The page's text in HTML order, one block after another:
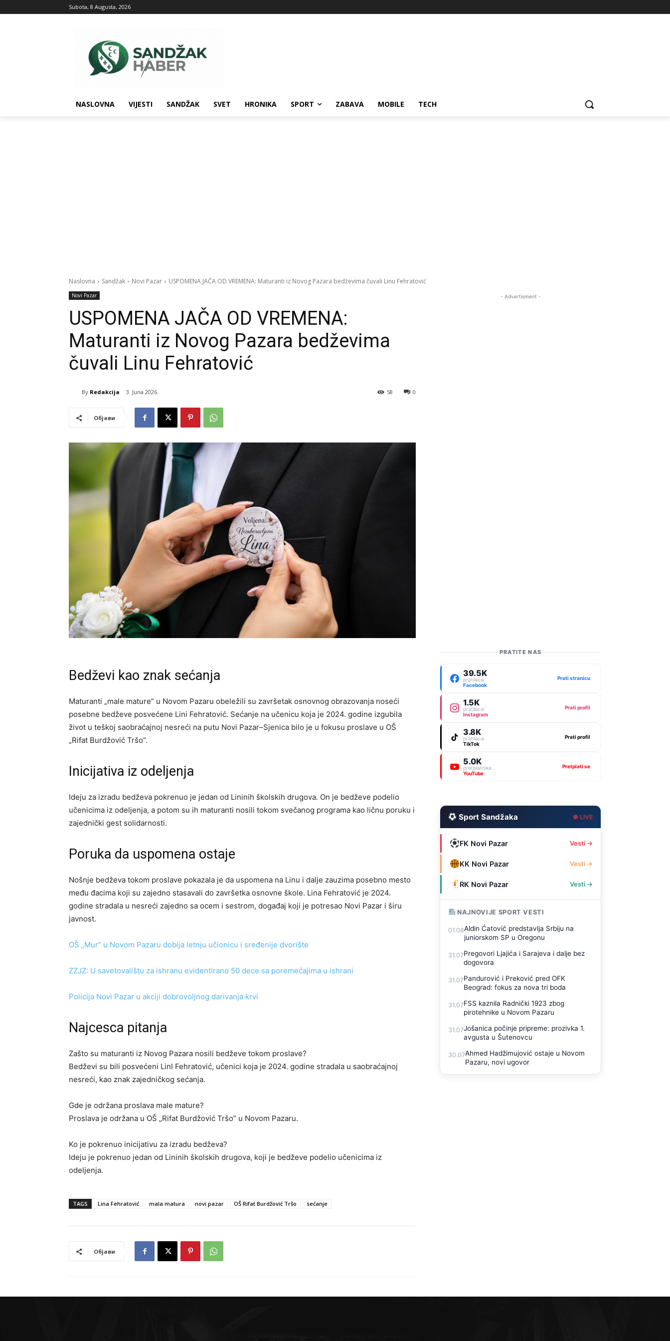
Subota, 8 Augusta, 2026
NASLOVNA VIJESTI SANDŽAK SVET HRONIKA SPORT ZABAVA MOBILE TECH
Naslovna Sandžak Novi Pazar USPOMENA JAČA OD VREMENA: Maturanti iz Novog Pazara bedževima čuvali Linu Fehratović
Novi Pazar
USPOMENA JAČA OD VREMENA:
Maturanti iz Novog Pazara bedževima
čuvali Linu Fehratović
By Redakcija 3. Juna 2026. 0
58
Објави
Bedževi kao znak sećanja
Maturanti „male mature” u Novom Pazaru obeležili su završetak osnovnog obrazovanja noseći
posebne bedževe posvećene Lini Fehratović. Sećanje na učenicu koja je 2024. godine izgubila
život u teškoj saobraćajnoj nesreći na putu Novi Pazar–Sjenica bilo je u fokusu proslave u OŠ
„Rifat Burdžović Tršo”.
Inicijativa iz odeljenja
Ideju za izradu bedževa pokrenuo je jedan od Lininih školskih drugova. On je bedževe podelio
učenicima iz odeljenja, a potom su ih maturanti nosili tokom svečanog programa kao ličnu poruku i
zajednički gest solidarnosti.
Poruka da uspomena ostaje
Nošnje bedževa tokom proslave pokazala je da uspomena na Linu i dalje zauzima posebno mesto
među đacima koji su zajedno stasavali do završetka osnovne škole. Lina Fehratović je 2024.
godine stradala u nesreći zajedno sa ocem i sestrom, događaj koji je potresao Novi Pazar i širu
javnost.
OŠ „Mur” u Novom Pazaru dobija letnju učionicu i sređenije dvorište
ZZJZ: U savetovalištu za ishranu evidentirano 50 dece sa poremećajima u ishrani
Policija Novi Pazar u akciji dobrovoljnog darivanja krvi
Najcesca pitanja
Zašto su maturanti iz Novog Pazara nosili bedževe tokom proslave?
Bedževi su bili posvećeni LinI Fehratović, učenici koja je 2024. godine stradala u saobraćajnoj
nesreći, kao znak zajedničkog sećanja.
Gde je održana proslava male mature?
Proslava je održana u OŠ „Rifat Burdžović Tršo” u Novom Pazaru.
Ko je pokrenuo inicijativu za izradu bedževa?
Ideju je pokrenuo jedan od Lininih školskih drugova, koji je bedževe podelio učenicima iz
odeljenja.
TAGS Lina Fehratović mala matura novi pazar OŠ Rifat Burdžović Tršo sećanje
Објави
- Advertisment -
PRATITE NAS
39.5K
pratilaca
Facebook
Prati stranicu
1.5K
pratilaca
Instagram
Prati profil
3.8K
pratilaca
TikTok
Prati profil
5.0K
pretplatnika
YouTube
Pretplati se
Sport Sandžaka ● LIVE
FK Novi Pazar Vesti →
KK Novi Pazar Vesti →
RK Novi Pazar Vesti →
NAJNOVIJE SPORT VESTI
01.08Aldin Ćatović predstavlja Srbiju na
juniorskom SP u Oregonu
31.07Pregovori Ljajića i Sarajeva i dalje bez
dogovora
31.07Pandurović i Preković pred OFK
Beograd: fokus za nova tri boda
31.07FSS kaznila Radnički 1923 zbog
pirotehnike u Novom Pazaru
31.07Jošanica počinje pripreme: prozivka 1.
avgusta u Šutenovcu
30.07Ahmed Hadžimujović ostaje u Novom
Pazaru, novi ugovor